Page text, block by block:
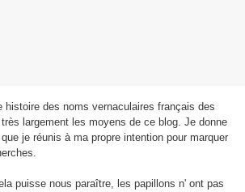
histoire des noms vernaculaires français des
largement les moyens de ce blog. Je donne
je réunis à ma propre intention pour marquer
puisse nous paraître, les papillons n' ont pas